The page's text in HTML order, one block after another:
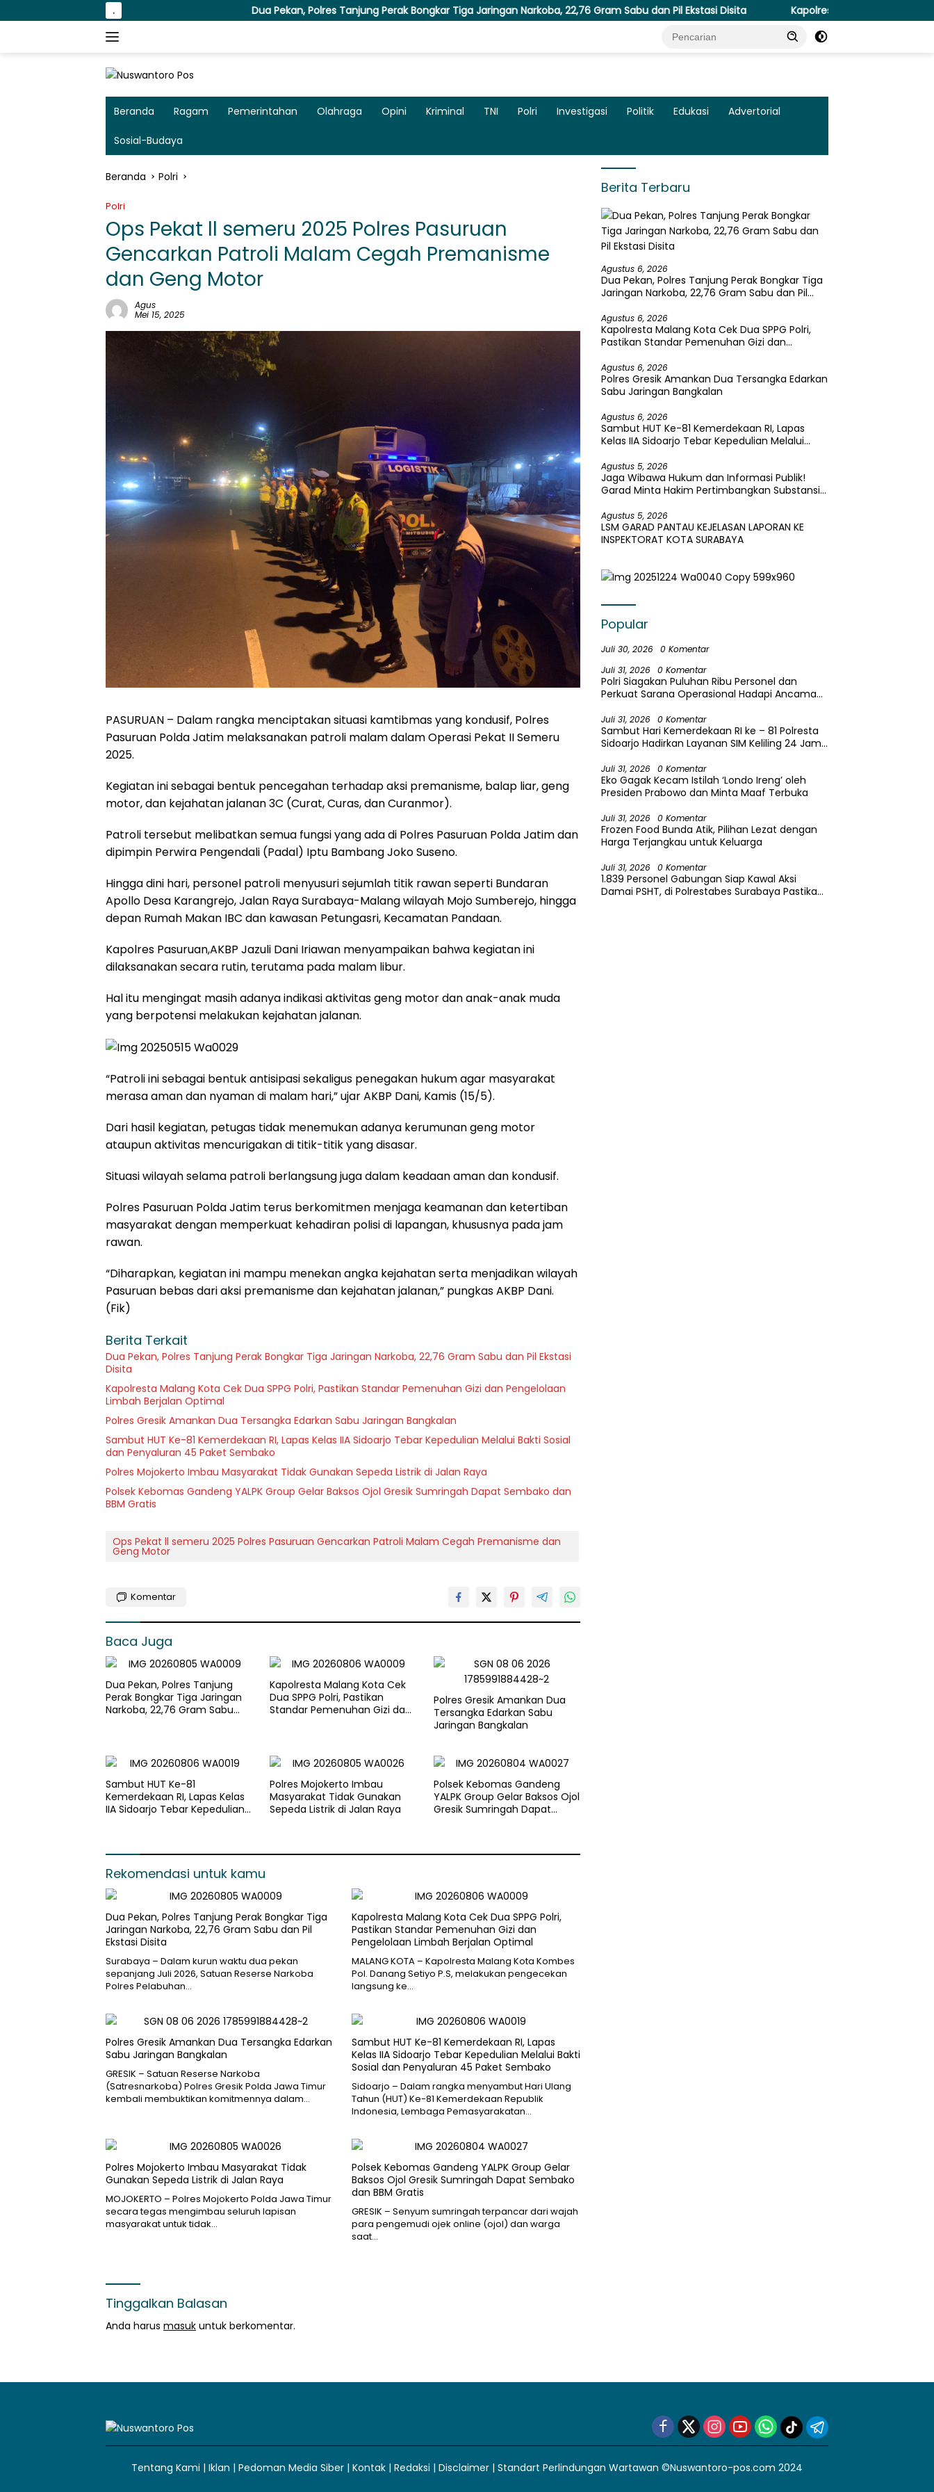
ke
. Dua Pekan, Polres Tanjung Perak Bongkar Tiga Jaringan Narkoba, 22,76 Gram Sabu dan Pil Ekstasi Disita Kapolresta Malang Kota Cek Dua SPPG Polri,
Beranda Ragam Pemerintahan Olahraga Opini Kriminal TNI Polri Investigasi Politik Edukasi Advertorial
Sosial-Budaya
Beranda Polri
Polri
Ops Pekat ll semeru 2025 Polres Pasuruan
Gencarkan Patroli Malam Cegah Premanisme
dan Geng Motor
Agus
Mei 15, 2025
PASURUAN – Dalam rangka menciptakan situasi kamtibmas yang kondusif, Polres
Pasuruan Polda Jatim melaksanakan patroli malam dalam Operasi Pekat II Semeru
2025.
Kegiatan ini sebagai bentuk pencegahan terhadap aksi premanisme, balap liar, geng
motor, dan kejahatan jalanan 3C (Curat, Curas, dan Curanmor).
Patroli tersebut melibatkan semua fungsi yang ada di Polres Pasuruan Polda Jatim dan
dipimpin Perwira Pengendali (Padal) Iptu Bambang Joko Suseno.
Hingga dini hari, personel patroli menyusuri sejumlah titik rawan seperti Bundaran
Apollo Desa Karangrejo, Jalan Raya Surabaya-Malang wilayah Mojo Sumberejo, hingga
depan Rumah Makan IBC dan kawasan Petungasri, Kecamatan Pandaan.
Kapolres Pasuruan,AKBP Jazuli Dani Iriawan menyampaikan bahwa kegiatan ini
dilaksanakan secara rutin, terutama pada malam libur.
Hal itu mengingat masih adanya indikasi aktivitas geng motor dan anak-anak muda
yang berpotensi melakukan kejahatan jalanan.
“Patroli ini sebagai bentuk antisipasi sekaligus penegakan hukum agar masyarakat
merasa aman dan nyaman di malam hari,” ujar AKBP Dani, Kamis (15/5).
Dari hasil kegiatan, petugas tidak menemukan adanya kerumunan geng motor
ataupun aktivitas mencurigakan di titik-titik yang disasar.
Situasi wilayah selama patroli berlangsung juga dalam keadaan aman dan kondusif.
Polres Pasuruan Polda Jatim terus berkomitmen menjaga keamanan dan ketertiban
masyarakat dengan memperkuat kehadiran polisi di lapangan, khususnya pada jam
rawan.
“Diharapkan, kegiatan ini mampu menekan angka kejahatan serta menjadikan wilayah
Pasuruan bebas dari aksi premanisme dan kejahatan jalanan,” pungkas AKBP Dani.
(Fik)
Berita Terkait
Dua Pekan, Polres Tanjung Perak Bongkar Tiga Jaringan Narkoba, 22,76 Gram Sabu dan Pil Ekstasi
Disita
Kapolresta Malang Kota Cek Dua SPPG Polri, Pastikan Standar Pemenuhan Gizi dan Pengelolaan
Limbah Berjalan Optimal
Polres Gresik Amankan Dua Tersangka Edarkan Sabu Jaringan Bangkalan
Sambut HUT Ke-81 Kemerdekaan RI, Lapas Kelas IIA Sidoarjo Tebar Kepedulian Melalui Bakti Sosial
dan Penyaluran 45 Paket Sembako
Polres Mojokerto Imbau Masyarakat Tidak Gunakan Sepeda Listrik di Jalan Raya
Polsek Kebomas Gandeng YALPK Group Gelar Baksos Ojol Gresik Sumringah Dapat Sembako dan
BBM Gratis
Ops Pekat ll semeru 2025 Polres Pasuruan Gencarkan Patroli Malam Cegah Premanisme dan
Geng Motor
Komentar
Baca Juga
Dua Pekan, Polres Tanjung
Perak Bongkar Tiga Jaringan
Narkoba, 22,76 Gram Sabu
Kapolresta Malang Kota Cek
Dua SPPG Polri, Pastikan
Standar Pemenuhan Gizi dan
Polres Gresik Amankan Dua
Tersangka Edarkan Sabu
Jaringan Bangkalan
Sambut HUT Ke-81
Kemerdekaan RI, Lapas Kelas
IIA Sidoarjo Tebar Kepedulian
Polres Mojokerto Imbau
Masyarakat Tidak Gunakan
Sepeda Listrik di Jalan Raya
Polsek Kebomas Gandeng
YALPK Group Gelar Baksos Ojol
Gresik Sumringah Dapat
Rekomendasi untuk kamu
Dua Pekan, Polres Tanjung Perak Bongkar Tiga
Jaringan Narkoba, 22,76 Gram Sabu dan Pil
Ekstasi Disita
Surabaya – Dalam kurun waktu dua pekan
sepanjang Juli 2026, Satuan Reserse Narkoba
Polres Pelabuhan…
Kapolresta Malang Kota Cek Dua SPPG Polri,
Pastikan Standar Pemenuhan Gizi dan
Pengelolaan Limbah Berjalan Optimal
MALANG KOTA – Kapolresta Malang Kota Kombes
Pol. Danang Setiyo P.S, melakukan pengecekan
langsung ke…
Polres Gresik Amankan Dua Tersangka Edarkan
Sabu Jaringan Bangkalan
​GRESIK – Satuan Reserse Narkoba
(Satresnarkoba) Polres Gresik Polda Jawa Timur
kembali membuktikan komitmennya dalam…
Sambut HUT Ke-81 Kemerdekaan RI, Lapas
Kelas IIA Sidoarjo Tebar Kepedulian Melalui Bakti
Sosial dan Penyaluran 45 Paket Sembako
Sidoarjo – Dalam rangka menyambut Hari Ulang
Tahun (HUT) Ke-81 Kemerdekaan Republik
Indonesia, Lembaga Pemasyarakatan…
Polres Mojokerto Imbau Masyarakat Tidak
Gunakan Sepeda Listrik di Jalan Raya
MOJOKERTO – Polres Mojokerto Polda Jawa Timur
secara tegas mengimbau seluruh lapisan
masyarakat untuk tidak…
Polsek Kebomas Gandeng YALPK Group Gelar
Baksos Ojol Gresik Sumringah Dapat Sembako
dan BBM Gratis
GRESIK – Senyum sumringah terpancar dari wajah
para pengemudi ojek online (ojol) dan warga
saat…
Tinggalkan Balasan
Anda harus masuk untuk berkomentar.
Berita Terbaru
Agustus 6, 2026
Dua Pekan, Polres Tanjung Perak Bongkar Tiga
Jaringan Narkoba, 22,76 Gram Sabu dan Pil
Agustus 6, 2026
Kapolresta Malang Kota Cek Dua SPPG Polri,
Pastikan Standar Pemenuhan Gizi dan
Agustus 6, 2026
Polres Gresik Amankan Dua Tersangka Edarkan
Sabu Jaringan Bangkalan
Agustus 6, 2026
Sambut HUT Ke-81 Kemerdekaan RI, Lapas
Kelas IIA Sidoarjo Tebar Kepedulian Melalui
Agustus 5, 2026
Jaga Wibawa Hukum dan Informasi Publik!
Garad Minta Hakim Pertimbangkan Substansi
Agustus 5, 2026
LSM GARAD PANTAU KEJELASAN LAPORAN KE
INSPEKTORAT KOTA SURABAYA
Popular
Juli 30, 2026
0 Komentar
Juli 31, 2026
0 Komentar
Polri Siagakan Puluhan Ribu Personel dan
Perkuat Sarana Operasional Hadapi Ancaman
Juli 31, 2026 0 Komentar
Sambut Hari Kemerdekaan RI ke – 81 Polresta
Sidoarjo Hadirkan Layanan SIM Keliling 24 Jam
Juli 31, 2026 0 Komentar
Eko Gagak Kecam Istilah ‘Londo Ireng’ oleh
Presiden Prabowo dan Minta Maaf Terbuka
Juli 31, 2026 0 Komentar
Frozen Food Bunda Atik, Pilihan Lezat dengan
Harga Terjangkau untuk Keluarga
Juli 31, 2026 0 Komentar
1.839 Personel Gabungan Siap Kawal Aksi
Damai PSHT, di Polrestabes Surabaya Pastikan
Tentang Kami | Iklan | Pedoman Media Siber | Kontak | Redaksi | Disclaimer | Standart Perlindungan Wartawan ©Nuswantoro-pos.com 2024